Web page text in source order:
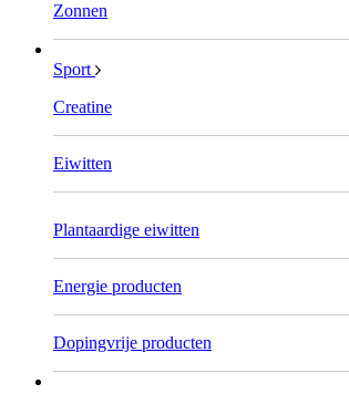
Zonnen
Sport
Creatine
Eiwitten
Plantaardige eiwitten
Energie producten
Dopingvrije producten